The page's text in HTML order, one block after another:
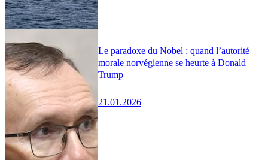
Le paradoxe du Nobel : quand l’autorité
morale norvégienne se heurte à Donald
Trump
21.01.2026